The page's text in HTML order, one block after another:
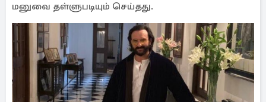
மனுவை தள்ளுபடியும் செய்தது.